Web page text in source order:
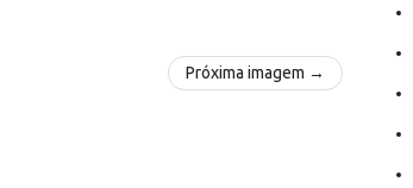
Próxima imagem →